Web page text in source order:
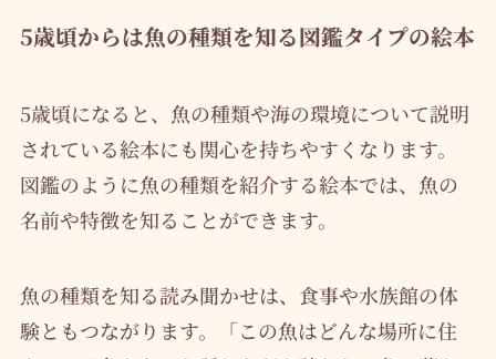
5歳頃からは魚の種類を知る図鑑タイプの絵本
5歳頃になると、魚の種類や海の環境について説明
されている絵本にも関心を持ちやすくなります。
図鑑のように魚の種類を紹介する絵本では、魚の
名前や特徴を知ることができます。
魚の種類を知る読み聞かせは、食事や水族館の体
験ともつながります。「この魚はどんな場所に住